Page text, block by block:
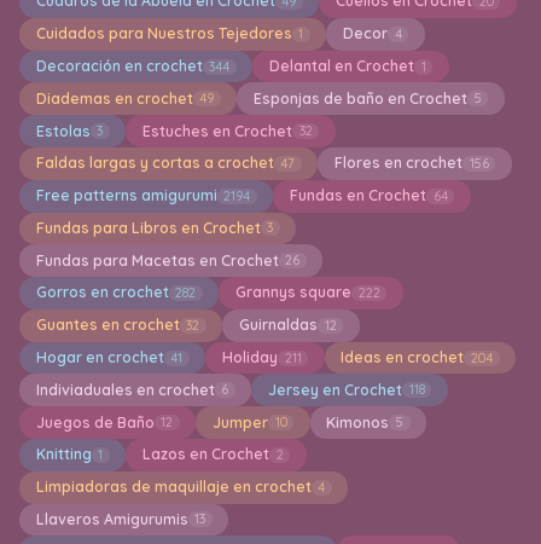
Cuidados para Nuestros Tejedores 1 Decor 4
Decoración en crochet 344 Delantal en Crochet 1
Diademas en crochet 49 Esponjas de baño en Crochet 5
Estolas 3 Estuches en Crochet 32
Faldas largas y cortas a crochet 47 Flores en crochet 156
Free patterns amigurumi 2194 Fundas en Crochet 64
Fundas para Libros en Crochet 3
Fundas para Macetas en Crochet 26
Gorros en crochet 282 Grannys square 222
Guantes en crochet 32 Guirnaldas 12
Hogar en crochet 41 Holiday 211 Ideas en crochet 204
Indiviaduales en crochet 6 Jersey en Crochet 118
Juegos de Baño 12 Jumper 10 Kimonos 5
Knitting 1 Lazos en Crochet 2
Limpiadoras de maquillaje en crochet 4
Llaveros Amigurumis 13